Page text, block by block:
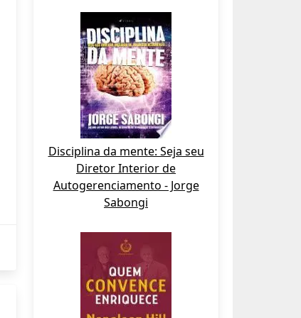
Disciplina da mente: Seja seu
Diretor Interior de
Autogerenciamento - Jorge
Sabongi